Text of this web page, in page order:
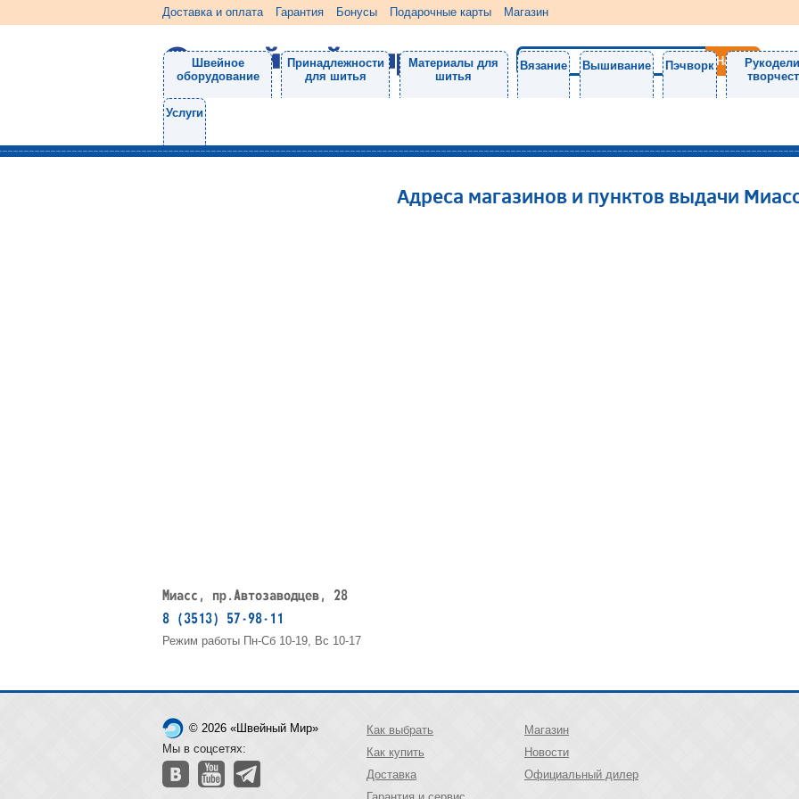
Доставка и оплата Гарантия Бонусы Подарочные карты Магазин
Швейное
оборудование
Принадлежности
для шитья
Материалы для
шитья
Вязание Вышивание Пэчворк
Услуги
Адреса магазинов и пунктов выдачи
Миасс, пр.Автозаводцев, 28
8 (3513) 57-98-11
Режим работы Пн-Сб 10-19, Вс 10-17
© 2026 «Швейный Мир»
Мы в соцсетях:
Как выбрать
Как купить
Доставка
Магазин
Новости
Официальный дилер